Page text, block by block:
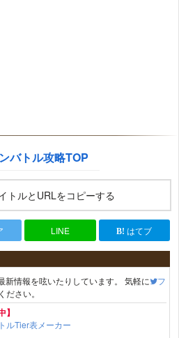
バトル攻略TOP
トルとURLをコピーする
LINE はてブ
新情報を呟いたりしています。 気軽に
フ
ださい。
】
ルTier表メーカー